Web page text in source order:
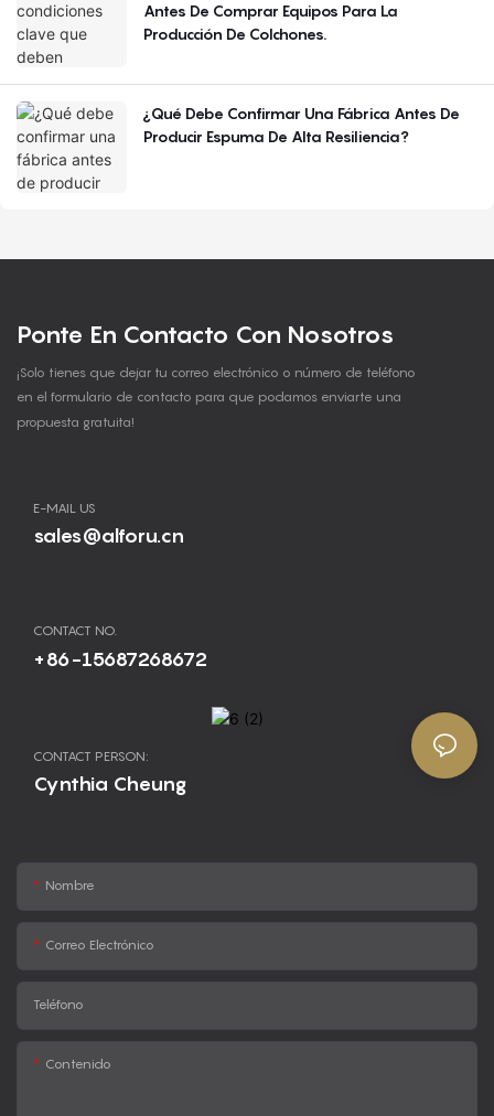
Antes De Comprar Equipos Para La
Producción De Colchones.
¿Qué Debe Confirmar Una Fábrica Antes De
Producir Espuma De Alta Resiliencia?
Ponte En Contacto Con Nosotros
¡Solo tienes que dejar tu correo electrónico o número de teléfono
en el formulario de contacto para que podamos enviarte una
propuesta gratuita!
E-MAIL US
sales@alforu.cn
CONTACT NO.
+86-15687268672
CONTACT PERSON:
Cynthia Cheung
Nombre
Correo Electrónico
Teléfono
Contenido